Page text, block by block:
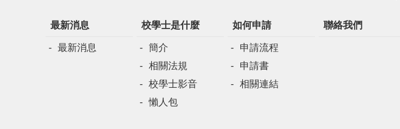
最新消息
最新消息
校學士是什麼
簡介
相關法規
校學士影音
懶人包
如何申請
申請流程
申請書
相關連結
聯絡我們